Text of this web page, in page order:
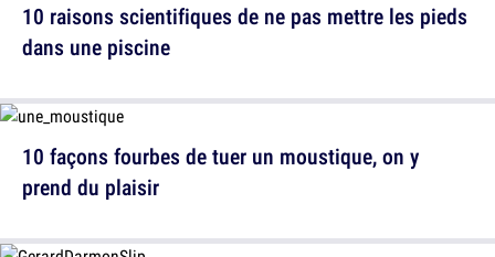
10 raisons scientifiques de ne pas mettre les pieds
dans une piscine
10 façons fourbes de tuer un moustique, on y
prend du plaisir